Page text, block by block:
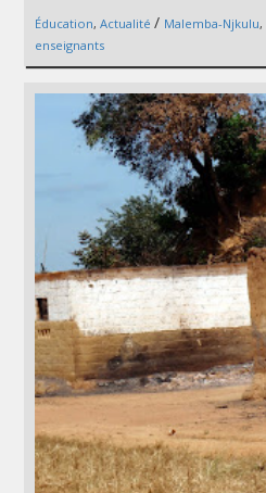
Éducation, Actualité / Malemba-Njkulu,
enseignants